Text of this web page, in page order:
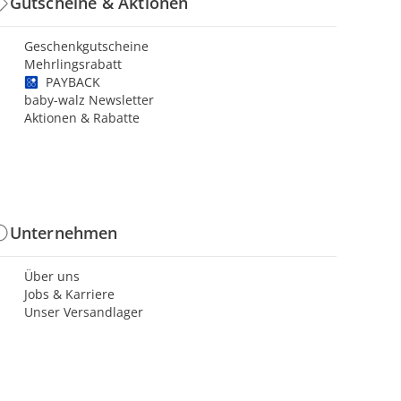
Geschenkgutscheine
Mehrlingsrabatt
PAYBACK
baby-walz Newsletter
Aktionen & Rabatte
Unternehmen
Über uns
Jobs & Karriere
Unser Versandlager